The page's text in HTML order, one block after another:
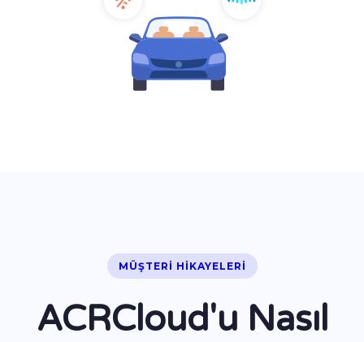
MÜŞTERI HIKAYELERI
ACRCloud'u Nasıl